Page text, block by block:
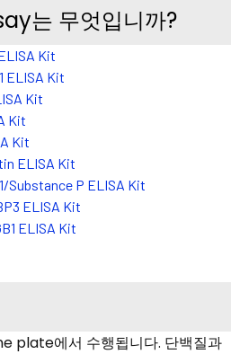
는 무엇입니까?
Kit
ELISA Kit
Kit
Kit
Kit
ELISA Kit
Substance P ELISA Kit
ELISA Kit
ELISA Kit
plate에서 수행됩니다. 단백질과